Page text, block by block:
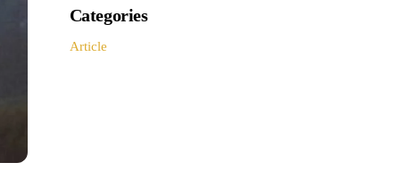
Categories
Article